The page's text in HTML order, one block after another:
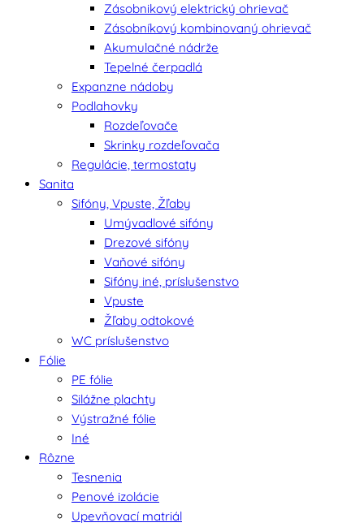
Zásobnikový elektrický ohrievač
Zásobníkový kombinovaný ohrievač
Akumulačné nádrže
Tepelné čerpadlá
Expanzne nádoby
Podlahovky
Rozdeľovače
Skrinky rozdeľovača
Regulácie, termostaty
Sanita
Sifóny, Vpuste, Žľaby
Umývadlové sifóny
Drezové sifóny
Vaňové sifóny
Sifóny iné, príslušenstvo
Vpuste
Žľaby odtokové
WC príslušenstvo
Fólie
PE fólie
Silážne plachty
Výstražné fólie
Iné
Rôzne
Tesnenia
Penové izolácie
Upevňovací matriál